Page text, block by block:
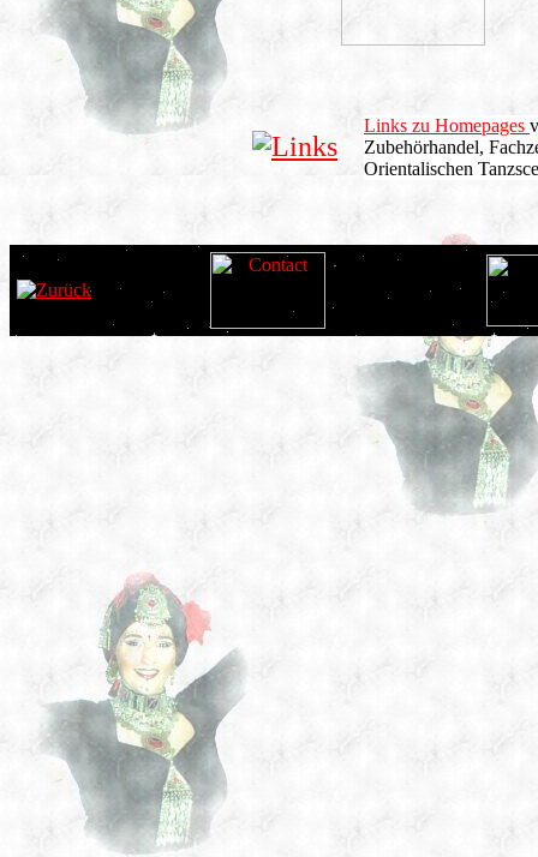
Links zu Homepages
Zubehörhandel,
Orientalischen